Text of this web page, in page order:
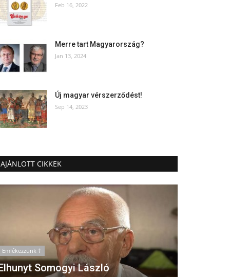
Feb 16, 2022
Merre tart Magyarország?
Jan 13, 2024
Új magyar vérszerződést!
Sep 14, 2023
AJÁNLOTT CIKKEK
Emlékezzünk †
Somogyi László